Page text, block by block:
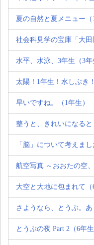
夏の自然と夏メニュー（
社会科見学の宝庫「大田
水平、水泳、3年生（3年
太陽！1年生！水しぶき
早いですね。（1年生）
整うと、きれいになると
「脳」について考えまし
航空写真 ～おおたの空
大空と大地に包まれて（
さようなら、とうぶ。あ
とうぶの夜 Part 2（6年生